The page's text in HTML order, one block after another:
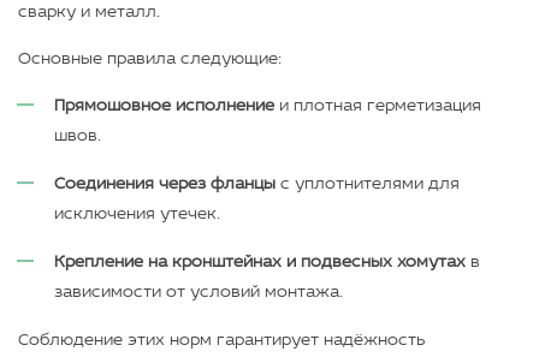
сварку и металл.
Основные правила следующие:
Прямошовное исполнение и плотная герметизация
швов.
Соединения через фланцы с уплотнителями для
исключения утечек.
Крепление на кронштейнах и подвесных хомутах в
зависимости от условий монтажа.
Соблюдение этих норм гарантирует надёжность